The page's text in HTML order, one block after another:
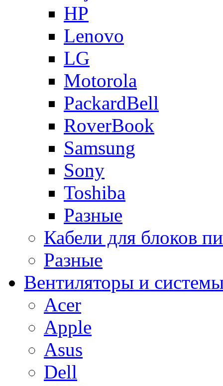
HP
Lenovo
LG
Motorola
PackardBell
RoverBook
Samsung
Sony
Toshiba
Разные
Кабели для блоков
Разные
Вентиляторы и
Acer
Apple
Asus
Dell